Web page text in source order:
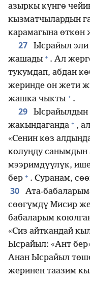
азыркы күнгө
кызматчылардын
карамагына өткөн
27
Ысрайыл
жашады + . Ал
тукумдап, абдан
жеринде он жети
жашка чыкты + .
29
Ысрайылдын
жакындаганда + ,
«Сенин көз
колуңду
мээримдүүлүк,
бер + . Суранам,
30 Ата-
сөөгүмдү Мисир
бабаларым
«Сиз айткандай
Ысрайыл: «Ант
Анан Ысрайыл
жеринен таазим